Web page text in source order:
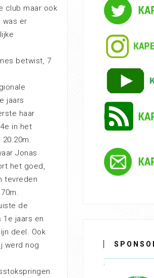
club maar ook
was er
betwist, 7
jaars
haar
in het
Jonas
het goed,
tevreden
de
1e jaars en
deel. Ook
werd nog